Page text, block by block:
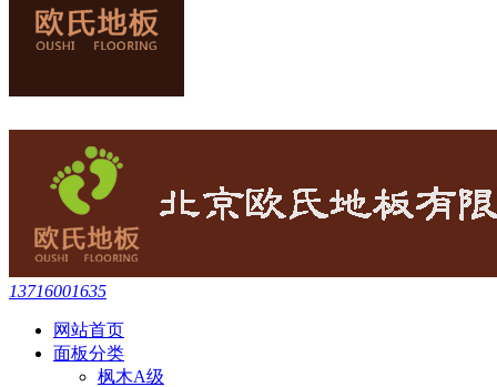
13716001635
网站首页
面板分类
枫木A级